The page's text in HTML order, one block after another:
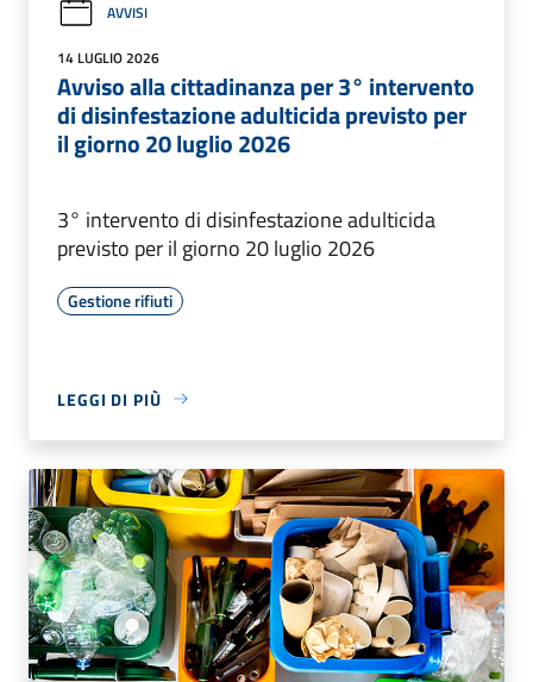
AVVISI
14 LUGLIO 2026
Avviso alla cittadinanza per 3° intervento
di disinfestazione adulticida previsto per
il giorno 20 luglio 2026
3° intervento di disinfestazione adulticida
previsto per il giorno 20 luglio 2026
Gestione rifiuti
LEGGI DI PIÙ